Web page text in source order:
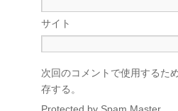
サイト
次回のコメントで使用するた
存する。